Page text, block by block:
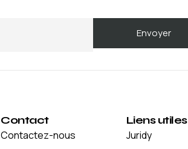
Contact
Contactez-nous
Liens utiles
Juridy